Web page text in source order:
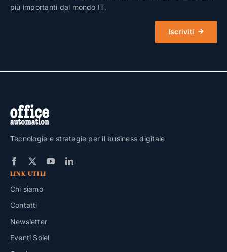
più importanti dal mondo IT.
Iscriviti
Tecnologie e strategie per il business digitale
LINK UTILI
Chi siamo
Contatti
Newsletter
Eventi Soiel